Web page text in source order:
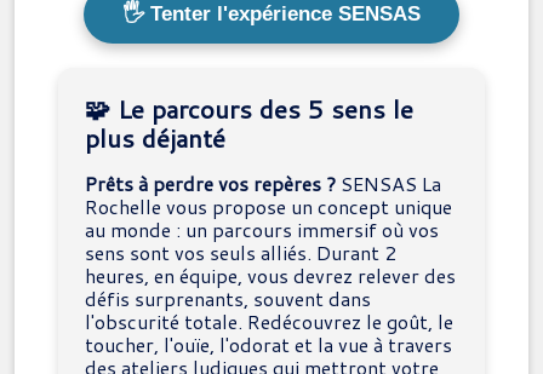
🖐️ Tenter l'expérience SENSAS
🧩 Le parcours des 5 sens le
plus déjanté
Prêts à perdre vos repères ? SENSAS La
Rochelle vous propose un concept unique
au monde : un parcours immersif où vos
sens sont vos seuls alliés. Durant 2
heures, en équipe, vous devrez relever des
défis surprenants, souvent dans
l'obscurité totale. Redécouvrez le goût, le
toucher, l'ouïe, l'odorat et la vue à travers
des ateliers ludiques qui mettront votre